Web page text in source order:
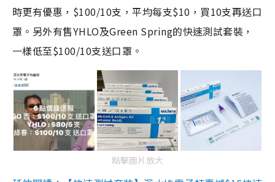
時更有優惠，$100/10支，平均每支$10，買10支再送口
罩。另外有售YHLO及Green Spring的快速測試套裝，
一樣低至$100/10支送口罩。
點擊圖片放大